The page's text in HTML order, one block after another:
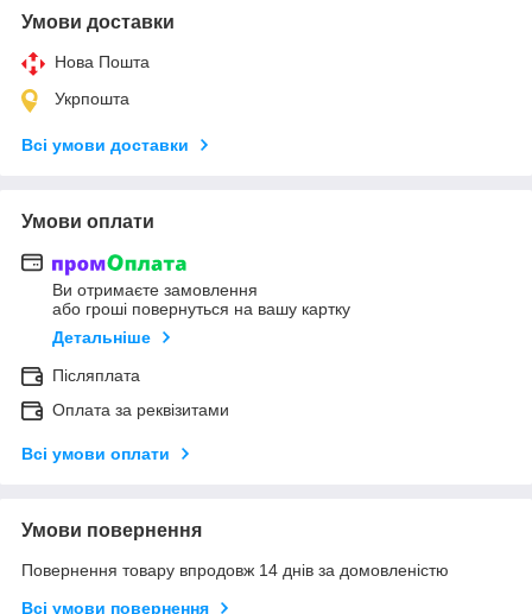
Умови доставки
Нова Пошта
Укрпошта
Всі умови доставки
Умови оплати
Ви отримаєте замовлення
або гроші повернуться на вашу картку
Детальніше
Післяплата
Оплата за реквізитами
Всі умови оплати
Умови повернення
Повернення товару впродовж 14 днів за домовленістю
Всі умови повернення